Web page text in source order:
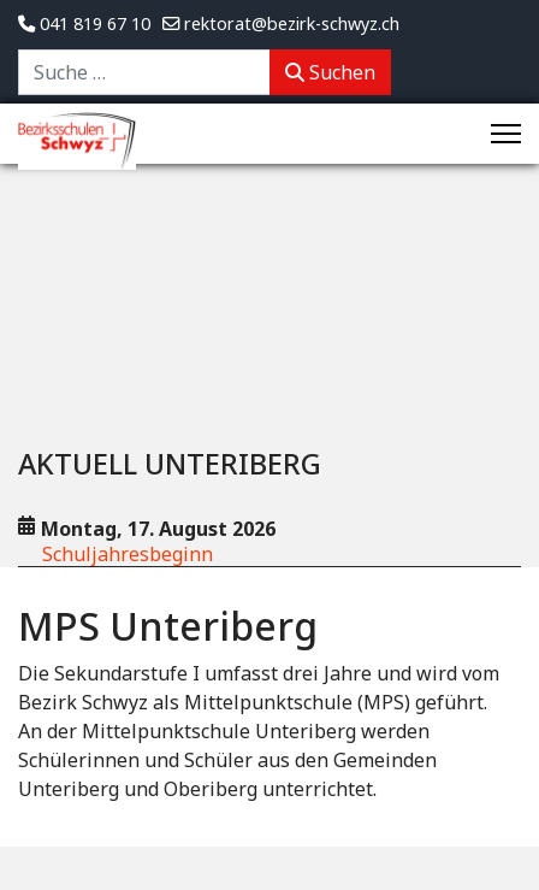
041 819 67 10 rektorat@bezirk-schwyz.ch
Suchen
Suchen
AKTUELL UNTERIBERG
Montag, 17. August 2026
Schuljahresbeginn
MPS Unteriberg
Die Sekundarstufe I umfasst drei Jahre und wird vom
Bezirk Schwyz als Mittelpunktschule (MPS) geführt.
An der Mittelpunktschule Unteriberg werden
Schülerinnen und Schüler aus den Gemeinden
Unteriberg und Oberiberg unterrichtet.